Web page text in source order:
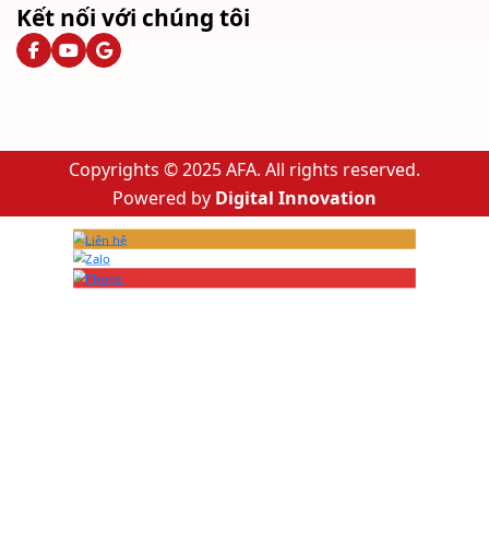
Kết nối với chúng tôi
Copyrights © 2025 AFA. All rights reserved.
Powered by Digital Innovation